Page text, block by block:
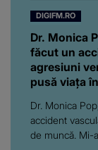
DIGIFM.RO
Dr. Monica
făcut un
agresiuni
pusă viața
Dr. Monica
accident
de muncă. Mi-